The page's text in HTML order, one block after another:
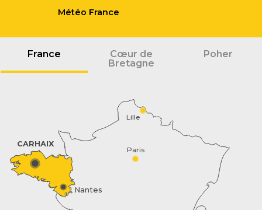
Météo France
France
Cœur de
Bretagne
Poher
Paris
Lille
Nantes
CARHAIX